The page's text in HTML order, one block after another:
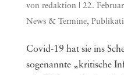
von redaktion 22.
News & Termine,
Covid-19 hat sie ins
soge­nann­te „kri­ti­sche